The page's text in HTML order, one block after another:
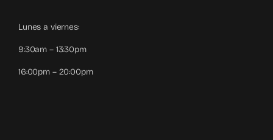
Lunes a viernes:
9:30am – 13:30pm
16:00pm – 20:00pm